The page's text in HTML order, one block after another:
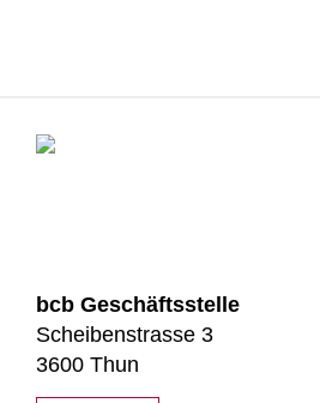
bcb Geschäftsstelle
Scheibenstrasse 3
3600 Thun